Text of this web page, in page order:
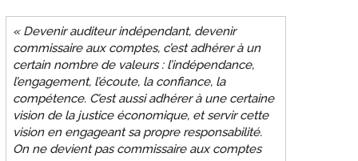
« Devenir auditeur indépendant, devenir
commissaire aux comptes, c’est adhérer à un
certain nombre de valeurs : l’indépendance,
l’engagement, l’écoute, la confiance, la
compétence. C’est aussi adhérer à une certaine
vision de la justice économique, et servir cette
vision en engageant sa propre responsabilité.
On ne devient pas commissaire aux comptes